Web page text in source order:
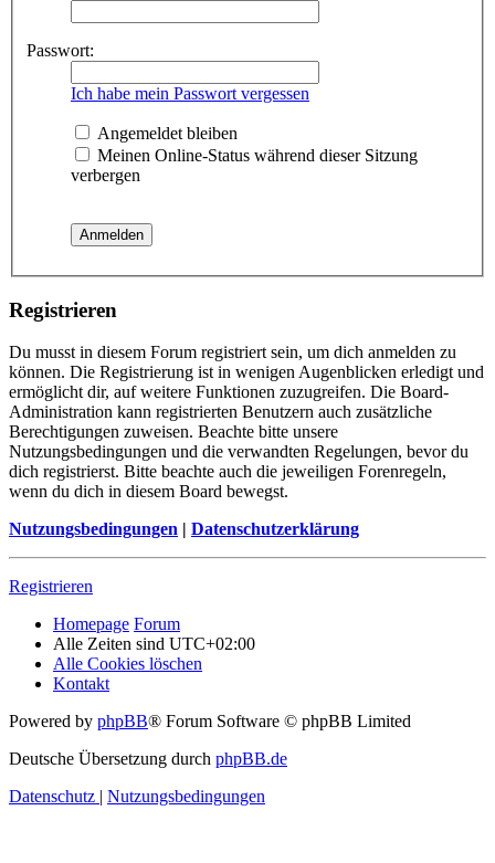
Passwort:
Ich habe mein Passwort vergessen
Angemeldet bleiben
Meinen Online-Status während dieser Sitzung
verbergen
Registrieren
Du musst in diesem Forum registriert sein, um dich anmelden zu
können. Die Registrierung ist in wenigen Augenblicken erledigt und
ermöglicht dir, auf weitere Funktionen zuzugreifen. Die Board-
Administration kann registrierten Benutzern auch zusätzliche
Berechtigungen zuweisen. Beachte bitte unsere
Nutzungsbedingungen und die verwandten Regelungen, bevor du
dich registrierst. Bitte beachte auch die jeweiligen Forenregeln,
wenn du dich in diesem Board bewegst.
Nutzungsbedingungen | Datenschutzerklärung
Registrieren
Homepage Forum
Alle Zeiten sind UTC+02:00
Alle Cookies löschen
Kontakt
Powered by phpBB® Forum Software © phpBB Limited
Deutsche Übersetzung durch phpBB.de
Datenschutz | Nutzungsbedingungen